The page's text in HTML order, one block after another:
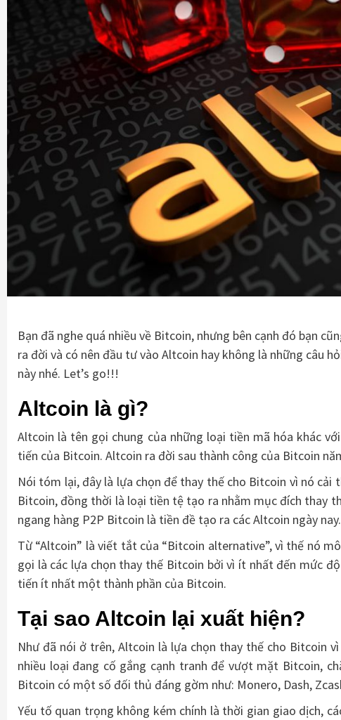
Bạn đã nghe quá nhiều về Bitcoin, nhưng bên cạnh đó bạn
ra đời và có nên đầu tư vào Altcoin hay không là những câu
này nhé. Let’s go!!!
Altcoin là gì?
Altcoin là tên gọi chung của những loại tiền mã hóa khác với
tiến của Bitcoin. Altcoin ra đời sau thành công của Bitcoin
Nói tóm lại, đây là lựa chọn để thay thế cho Bitcoin vì nó
Bitcoin, đồng thời là loại tiền tệ tạo ra nhằm mục đích thay
ngang hàng P2P Bitcoin là tiền đề tạo ra các Altcoin ngày nay.
Từ “Altcoin” là viết tắt của “Bitcoin alternative”, vì thế nó
gọi là các lựa chọn thay thế Bitcoin bởi vì ít nhất đến mức
tiến ít nhất một thành phần của Bitcoin.
Tại sao Altcoin lại xuất hiện?
Như đã nói ở trên, Altcoin là lựa chọn thay thế cho Bitcoin
nhiều loại đang cố gắng cạnh tranh để vượt mặt Bitcoin,
Bitcoin có một số đối thủ đáng gờm như: Monero, Dash,
Yếu tố quan trọng không kém chính là thời gian giao dịch,